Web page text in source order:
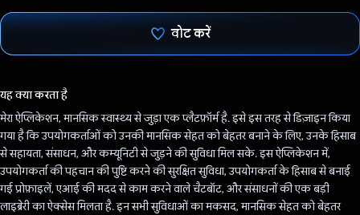
वोट करें
यह क्या करता है
मेरा ऐप्लिकेशन, मानसिक स्वास्थ्य से जुड़ा एक प्लैटफ़ॉर्म है. इसे इस तरह से डिज़ाइन किया
गया है कि उपयोगकर्ताओं को उनकी मानसिक सेहत को बेहतर बनाने के लिए, उनके हिसाब
से सहायता, संसाधन, और कम्यूनिटी से जुड़ने की सुविधा मिल सके. इस ऐप्लिकेशन में,
उपयोगकर्ता की पहचान की पुष्टि करने की सुरक्षित सुविधा, उपयोगकर्ता के हिसाब से बनाई
गई प्रोफ़ाइलें, एआई की मदद से काम करने वाले चैटबॉट, और संसाधनों की एक बड़ी
लाइब्रेरी का ऐक्सेस मिलता है. इन सभी सुविधाओं का मकसद, मानसिक सेहत को बेहतर